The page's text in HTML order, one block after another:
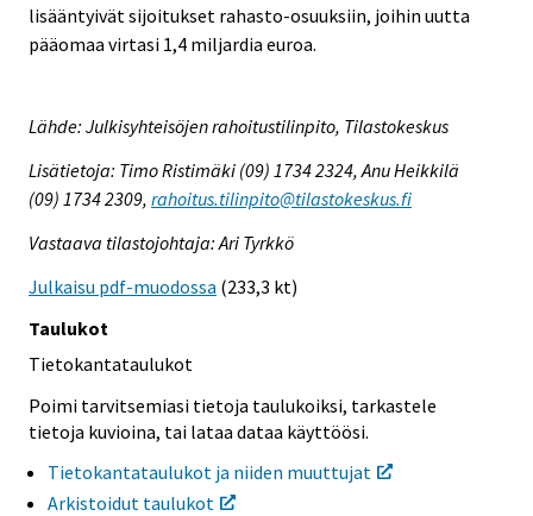
lisääntyivät sijoitukset rahasto-osuuksiin, joihin uutta
pääomaa virtasi 1,4 miljardia euroa.
Lähde: Julkisyhteisöjen rahoitustilinpito, Tilastokeskus
Lisätietoja: Timo Ristimäki (09) 1734 2324, Anu Heikkilä
(09) 1734 2309, rahoitus.tilinpito@tilastokeskus.fi
Vastaava tilastojohtaja: Ari Tyrkkö
Julkaisu pdf-muodossa (233,3 kt)
Taulukot
Tietokantataulukot
Poimi tarvitsemiasi tietoja taulukoiksi, tarkastele
tietoja kuvioina, tai lataa dataa käyttöösi.
Tietokantataulukot ja niiden muuttujat
Arkistoidut taulukot